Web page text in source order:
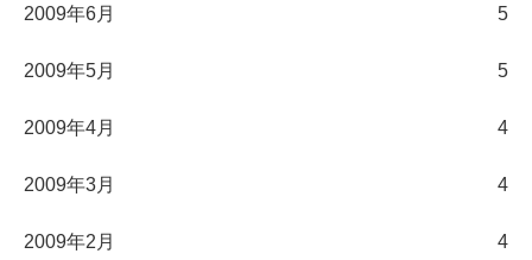
2009年6月 5
2009年5月 5
2009年4月 4
2009年3月 4
2009年2月 4